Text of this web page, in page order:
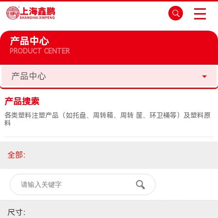
产品中心
PRODUCT CENTER
产品中心
产品搜索
各类塑料注塑产品（如托盘、周转箱、周转 筐、环卫桶等）及塑料原
料
全部：
尺寸：